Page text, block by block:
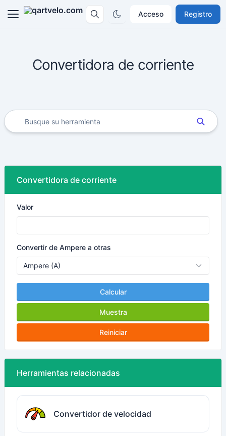
Acceso Registro
Convertidora de corriente
Convertidora de corriente
Valor
Convertir de Ampere a otras
Calcular
Muestra
Reiniciar
Herramientas relacionadas
Convertidor de velocidad